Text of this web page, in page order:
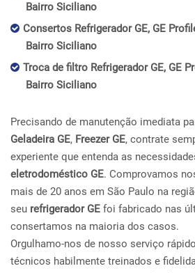
Bairro Siciliano
Consertos Refrigerador GE, GE
Bairro Siciliano
Troca de filtro Refrigerador GE, GE
Bairro Siciliano
Precisando de manutenção imediata
Geladeira GE, Freezer GE, contrate
experiente que entenda as
eletrodoméstico GE. Comprovamos
mais de 20 anos em São Paulo na
seu refrigerador GE foi fabricado nas
consertamos na maioria dos casos.
Orgulhamo-nos de nosso serviço
técnicos habilmente treinados e